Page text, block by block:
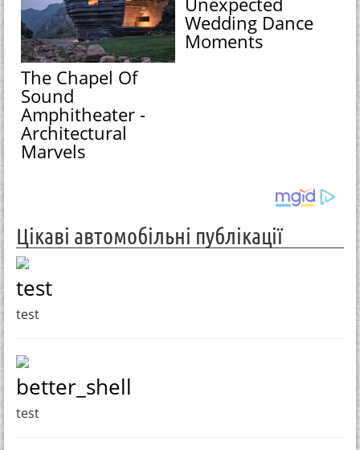
The Chapel Of
Sound
Amphitheater -
Architectural
Marvels
Wedding Dance
Moments
Цікаві автомобільні публікації
test
test
better_shell
test